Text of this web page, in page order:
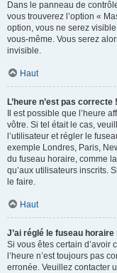
Dans le panneau de
vous trouverez l’option «
option, vous ne serez
vous-même. Vous serez
invisible.
Haut
L’heure n’est pas correcte !
Il est possible que l’heure
vôtre. Si tel était le cas,
l’utilisateur et régler le
exemple Londres, Paris,
du fuseau horaire, comme
qu’aux utilisateurs inscrits.
le faire.
Haut
J’ai réglé le fuseau
Si vous êtes certain d’avoir
l’heure n’est toujours pas
erronée. Veuillez contacter